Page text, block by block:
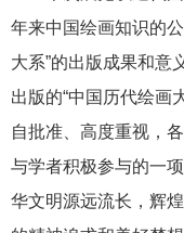
年来中国绘画知识的
大系”的出版成果和意
出版的“中国历代绘画
自批准、高度重视，
与学者积极参与的一
华文明源远流长，辉